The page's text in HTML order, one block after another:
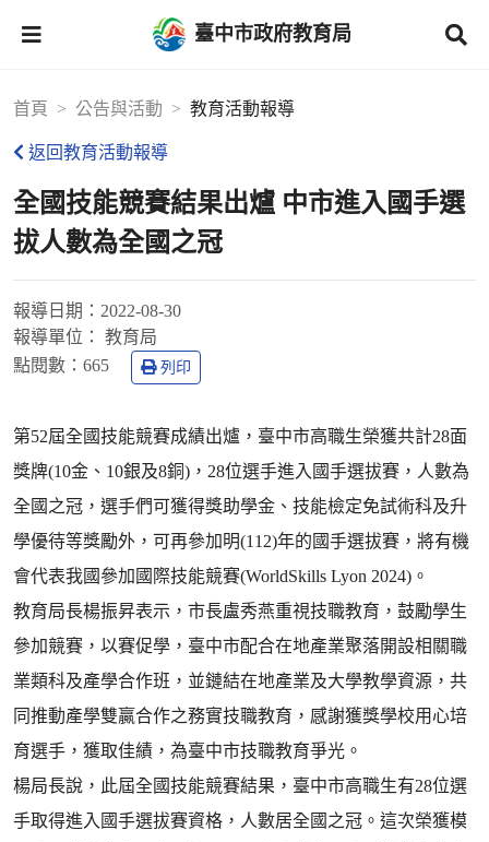
臺中市政府教育局
首頁 公告與活動 教育活動報導
返回教育活動報導
全國技能競賽結果出爐 中市進入國手選
拔人數為全國之冠
報導日期： 2022-08-30
報導單位：
教育局
點閱數： 665 列印
第52屆全國技能競賽成績出爐，臺中市高職生榮獲共計28面
獎牌(10金、10銀及8銅)，28位選手進入國手選拔賽，人數為
全國之冠，選手們可獲得獎助學金、技能檢定免試術科及升
學優待等獎勵外，可再參加明(112)年的國手選拔賽，將有機
會代表我國參加國際技能競賽(WorldSkills Lyon 2024)。
教育局長楊振昇表示，市長盧秀燕重視技職教育，鼓勵學生
參加競賽，以賽促學，臺中市配合在地產業聚落開設相關職
業類科及產學合作班，並鏈結在地產業及大學教學資源，共
同推動產學雙贏合作之務實技職教育，感謝獲獎學校用心培
育選手，獲取佳績，為臺中市技職教育爭光。
楊局長說，此屆全國技能競賽結果，臺中市高職生有28位選
手取得進入國手選拔賽資格，人數居全國之冠。這次榮獲模